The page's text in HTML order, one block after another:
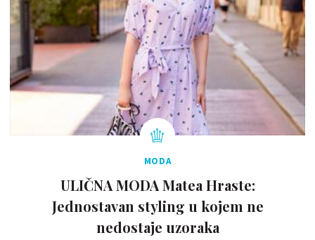
MODA
ULIČNA MODA Matea Hraste:
Jednostavan styling u kojem ne
nedostaje uzoraka